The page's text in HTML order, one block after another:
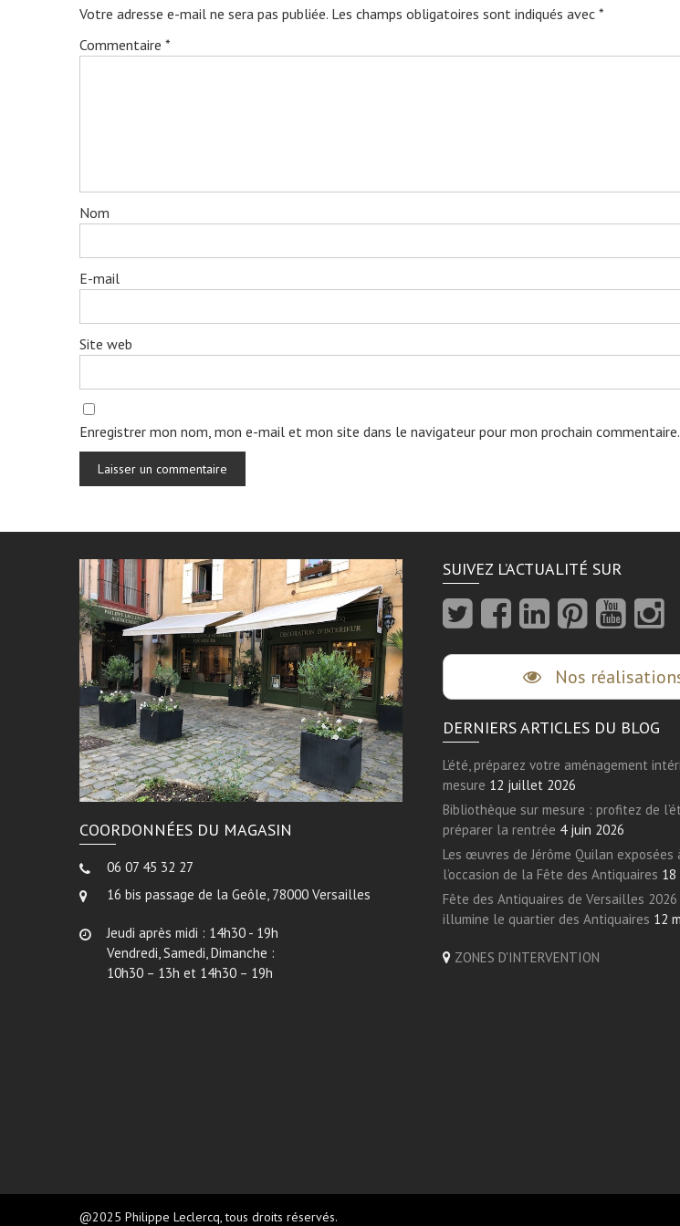
Votre adresse e-mail ne sera pas publiée. Les champs obligatoires sont indiqués avec *
Commentaire *
Nom
E-mail
Site web
Enregistrer mon nom, mon e-mail et mon site dans le navigateur pour mon prochain commentaire.
COORDONNÉES DU MAGASIN
06 07 45 32 27
16 bis passage de la Geôle, 78000 Versailles
Jeudi après midi : 14h30 - 19h
Vendredi, Samedi, Dimanche :
10h30 – 13h et 14h30 – 19h
SUIVEZ L’ACTUALITÉ SUR
Nos
DERNIERS ARTICLES DU BLOG
L’été, préparez votre aménagement
mesure 12 juillet 2026
Bibliothèque sur mesure : profitez de
préparer la rentrée 4 juin 2026
Les œuvres de Jérôme Quilan exposées
l’occasion de la Fête des Antiquaires 18
Fête des Antiquaires de Versailles
illumine le quartier des Antiquaires 12
ZONES D'INTERVENTION
@2025 Philippe Leclercq, tous droits réservés.